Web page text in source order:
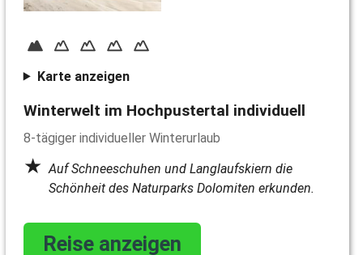
Karte anzeigen
Winterwelt im Hochpustertal individuell
8-tägiger individueller Winterurlaub
Auf Schneeschuhen und Langlaufskiern die
Schönheit des Naturparks Dolomiten erkunden.
Reise anzeigen